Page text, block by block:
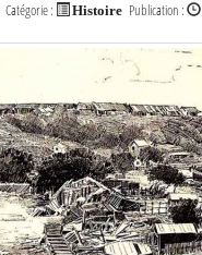
Catégorie : Histoire Publication :